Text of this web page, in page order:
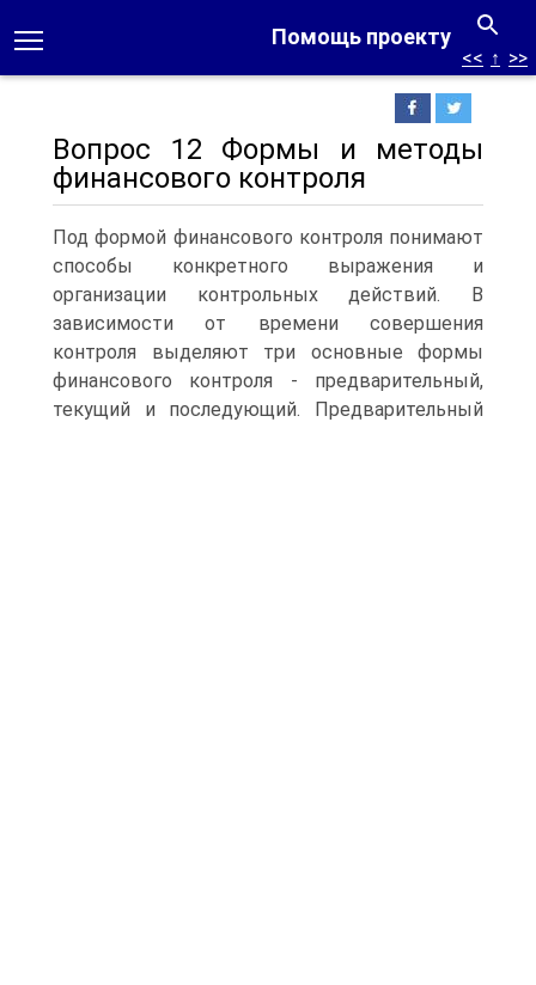
Помощь проекту
<< ↑ >>
Вопрос 12 Формы и методы
финансового контроля
Под формой финансового контроля понимают
способы конкретного выражения и
организации контрольных действий. В
зависимости от времени совершения
контроля выделяют три основные формы
финансового контроля - предварительный,
текущий и последующий. Предварительный